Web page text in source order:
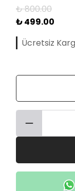
₺ 800.00
₺ 499.00
Ücretsiz